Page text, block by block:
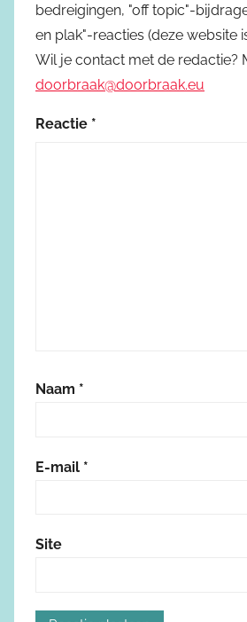
bedreigingen, "off topic"-
en plak"-reacties (deze website
Wil je contact met de redactie?
doorbraak@doorbraak.eu
Reactie *
Naam *
E-mail *
Site